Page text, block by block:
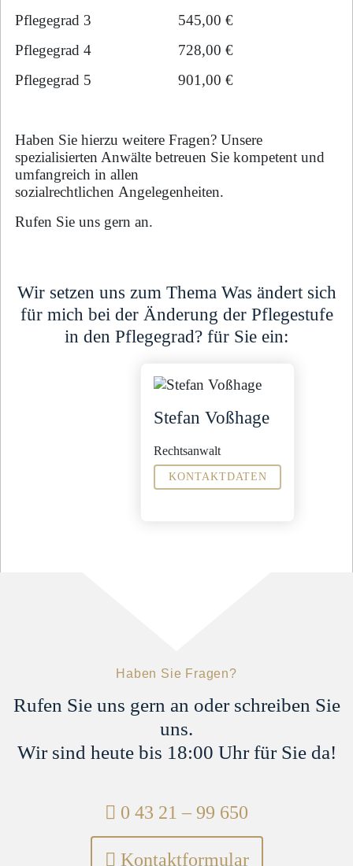
Pflegegrad 3 545,00 €
Pflegegrad 4 728,00 €
Pflegegrad 5 901,00 €
Haben Sie hierzu weitere Fragen? Unsere
spezialisierten Anwälte betreuen Sie kompetent und
umfangreich in allen
sozialrechtlichen Angelegenheiten.
Rufen Sie uns gern an.
Wir setzen uns zum Thema Was ändert sich
für mich bei der Änderung der Pflegestufe
in den Pflegegrad? für Sie ein:
Stefan Voßhage
Rechtsanwalt
KONTAKTDATEN
Haben Sie Fragen?
Rufen Sie uns gern an oder schreiben Sie
uns.
Wir sind heute bis 18:00 Uhr für Sie da!
Telefon:
0 43 21 – 99 650
Kontaktformular